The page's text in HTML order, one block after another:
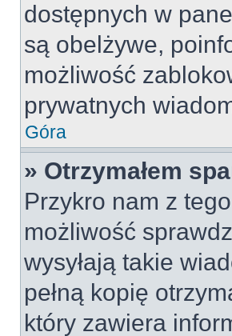
dostępnych w
są obelżywe,
możliwość
prywatnych
Góra
» Otrzymałem
Przykro nam z
możliwość
wysyłają takie
pełną kopię
który zawiera